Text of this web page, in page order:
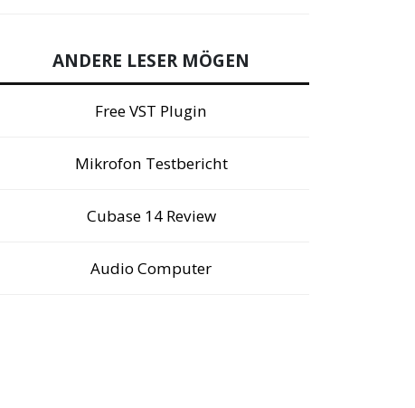
ANDERE LESER MÖGEN
Free VST Plugin
Mikrofon Testbericht
Cubase 14 Review
Audio Computer